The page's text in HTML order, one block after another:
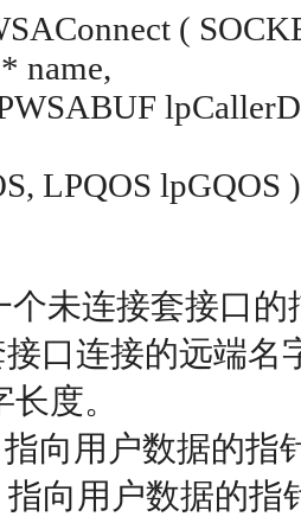
(
name,
LPQOS lpGQOS
个未连接套接口的
接口连接的远端名
度。
指向用户数据的
指向用户数据的